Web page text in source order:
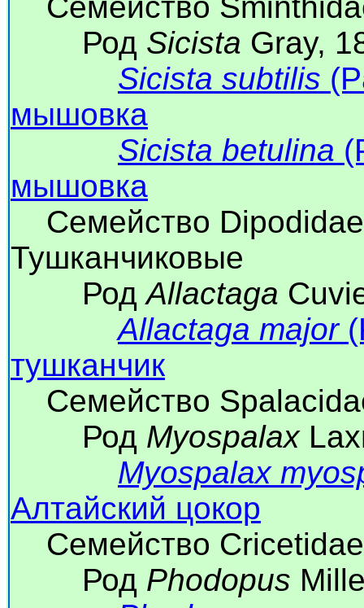
Род Sicista Gray,
Sicista subtilis
мышовка
Sicista betulina
мышовка
Семейство
Тушканчиковые
РодAllactaga
Allactaga major
тушканчик
Семейство
Род Myospalax
Myospalax
Алтайский цокор
Семейство
Род Phodopus